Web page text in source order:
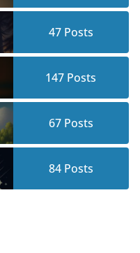
47Posts
147 Posts
67Posts
84Posts